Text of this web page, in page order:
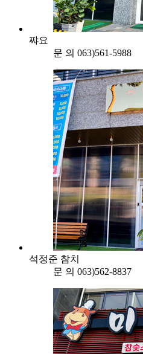
쨔요
문 의 063)561-5988
석정준 참치
문 의 063)562-8837